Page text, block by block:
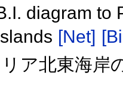
diagram to
[Net]
ア北東海岸